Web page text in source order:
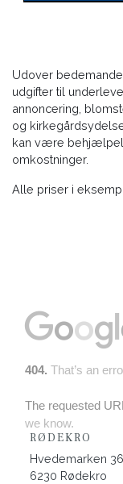
Udover
udgifter til
annoncering,
og
kan være
omkostninger.
Alle priser i
RØDEKRO
Hvedemarken 36
6230 Rødekro